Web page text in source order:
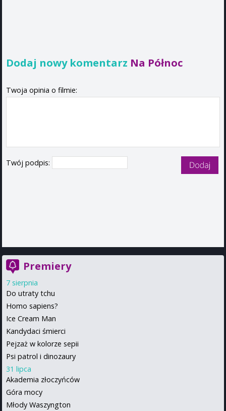
Dodaj nowy komentarz Na Północ
Twoja opinia o filmie:
Twój podpis:
Premiery
7 sierpnia
Do utraty tchu
Homo sapiens?
Ice Cream Man
Kandydaci śmierci
Pejzaż w kolorze sepii
Psi patrol i dinozaury
31 lipca
Akademia złoczyńców
Góra mocy
Młody Waszyngton